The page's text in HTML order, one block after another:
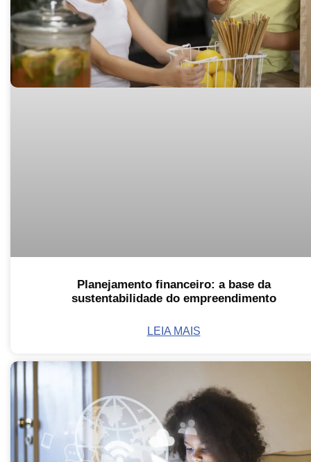
Planejamento financeiro: a base da
sustentabilidade do empreendimento
LEIA MAIS